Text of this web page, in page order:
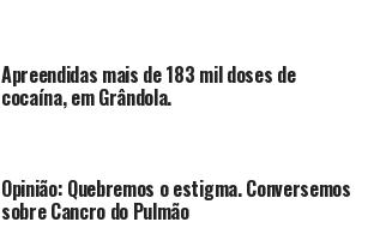
Apreendidas mais de 183 mil doses de
cocaína, em Grândola.
Opinião: Quebremos o estigma. Conversemos
sobre Cancro do Pulmão